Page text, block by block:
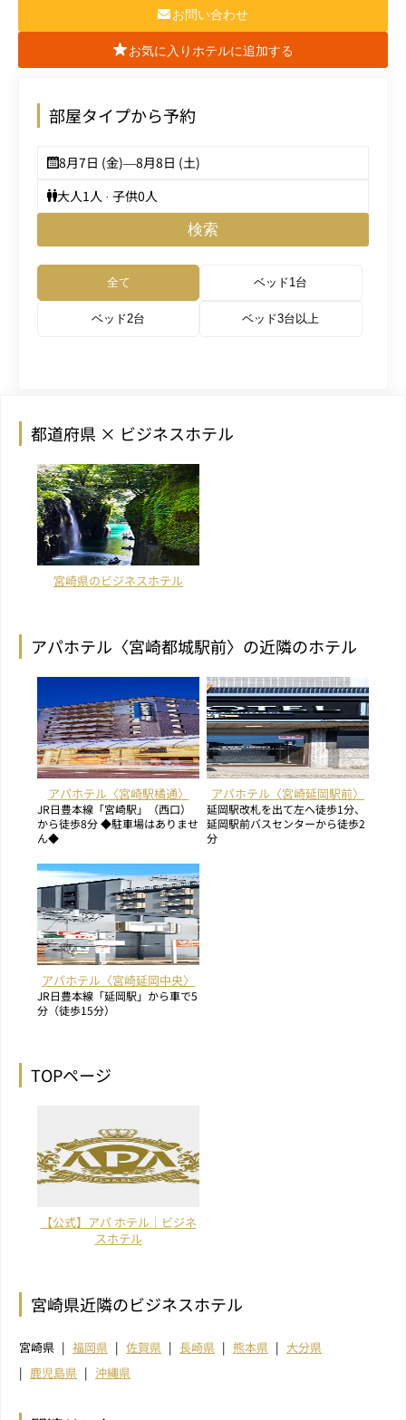
お問い合わせ
お気に入りホテルに追加する
部屋タイプから予約
8月7日 (金)—8月8日 (土)
大人1 人 · 子供0人
検索
全て ベッド1台
ベッド2台 ベッド3台以上
都道府県 × ビジネスホテル
宮崎県のビジネスホテル
アパホテル〈宮崎都城駅前〉の近隣のホテル
アパホテル〈宮崎駅橘通〉
JR日豊本線「宮崎駅」（西口）
から徒歩8分 ◆駐車場はありませ
ん◆
アパホテル〈宮崎延岡駅前〉
延岡駅改札を出て左へ徒歩1分、
延岡駅前バスセンターから徒歩2
分
アパホテル〈宮崎延岡中央〉
JR日豊本線「延岡駅」から車で5
分（徒歩15分）
TOPページ
【公式】アパ ホテル｜ビジネ
スホテル
宮崎県近隣のビジネスホテル
宮崎県 福岡県 佐賀県 長崎県 熊本県
大分県
鹿児島県
沖縄県